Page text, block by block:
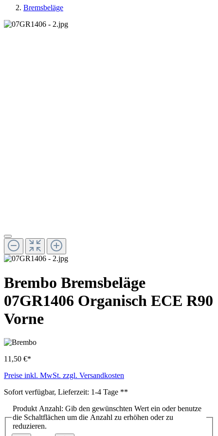
Bremsbeläge
Brembo Bremsbeläge
07GR1406 Organisch ECE R90
Vorne
11,50 €*
Preise inkl. MwSt. zzgl. Versandkosten
Sofort verfügbar, Lieferzeit: 1-4 Tage **
Produkt Anzahl: Gib den gewünschten Wert ein oder benutze
die Schaltflächen um die Anzahl zu erhöhen oder zu
reduzieren.